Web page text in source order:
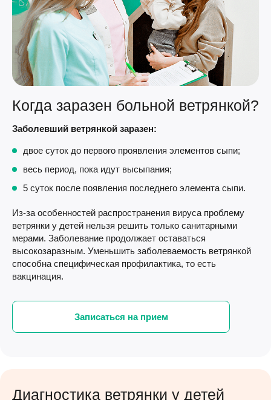
Когда заразен больной ветрянкой?
Заболевший ветрянкой заразен:
двое суток до первого проявления элементов сыпи;
весь период, пока идут высыпания;
5 суток после появления последнего элемента сыпи.
Из-за особенностей распространения вируса проблему
ветрянки у детей нельзя решить только санитарными
мерами. Заболевание продолжает оставаться
высокозаразным. Уменьшить заболеваемость ветрянкой
способна специфическая профилактика, то есть
вакцинация.
Записаться на прием
Диагностика ветрянки у детей